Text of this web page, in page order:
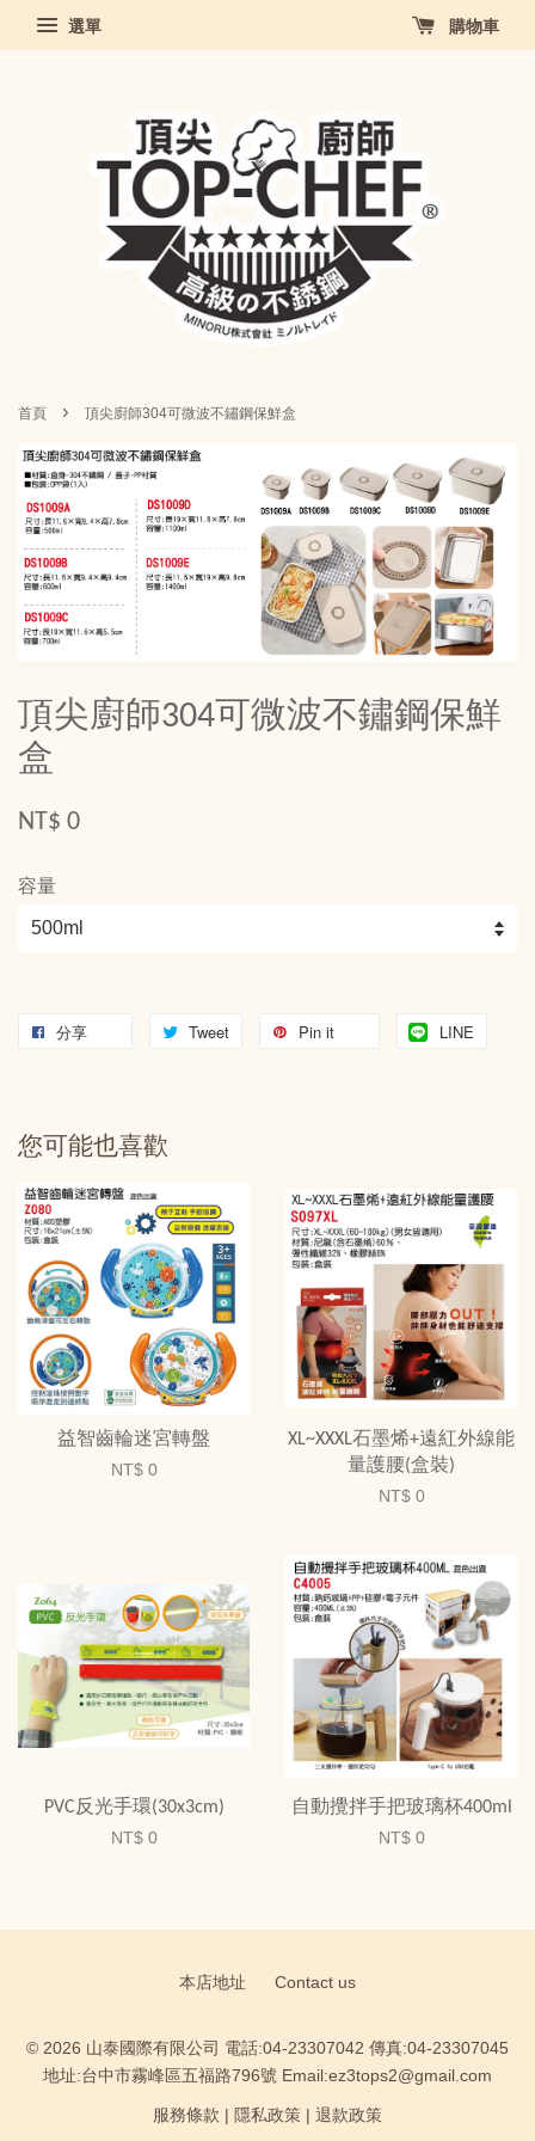
選單 購物車
首頁 › 頂尖廚師304可微波不鏽鋼保鮮盒
頂尖廚師304可微波不鏽鋼保鮮
盒
NT$ 0
容量
分享 Tweet Pin it LINE
您可能也喜歡
益智齒輪迷宮轉盤
NT$ 0
XL~XXXL石墨烯+遠紅外線能
量護腰(盒裝)
NT$ 0
PVC反光手環(30x3cm)
NT$ 0
自動攪拌手把玻璃杯400ml
NT$ 0
本店地址 Contact us
© 2026 山泰國際有限公司 電話:04-23307042 傳真:04-23307045
地址:台中市霧峰區五福路796號 Email:ez3tops2@gmail.com
服務條款 隱私政策 退款政策